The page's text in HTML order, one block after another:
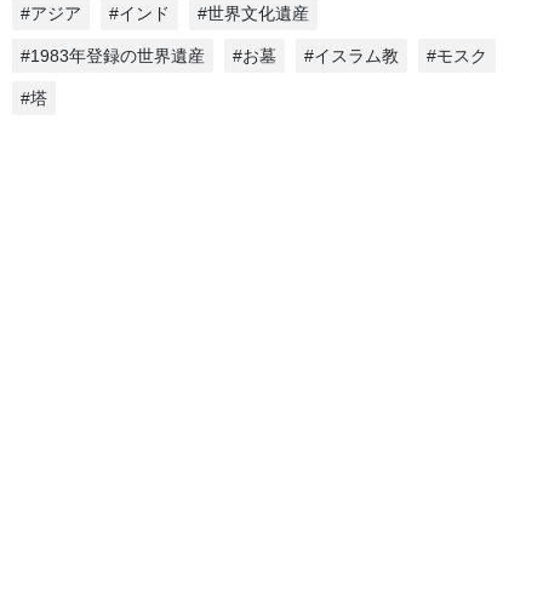
#アジア #インド #世界文化遺産
#1983年登録の世界遺産 #お墓 #イスラム教 #モスク
#塔